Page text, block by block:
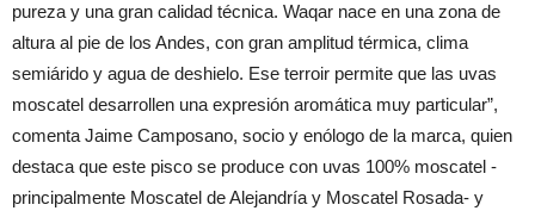
pureza y una gran calidad técnica. Waqar nace en una zona de
altura al pie de los Andes, con gran amplitud térmica, clima
semiárido y agua de deshielo. Ese terroir permite que las uvas
moscatel desarrollen una expresión aromática muy particular”,
comenta Jaime Camposano, socio y enólogo de la marca, quien
destaca que este pisco se produce con uvas 100% moscatel -
principalmente Moscatel de Alejandría y Moscatel Rosada- y